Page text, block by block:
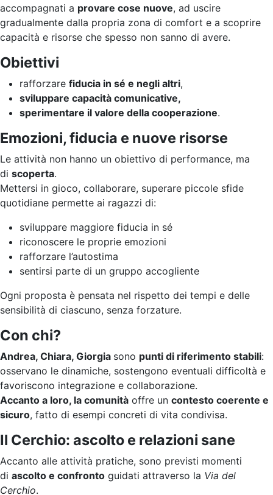
accompagnati a provare cose nuove, ad uscire
gradualmente dalla propria zona di comfort e a scoprire
capacità e risorse che spesso non sanno di avere.
Obiettivi
rafforzare fiducia in sé e negli altri,
sviluppare capacità comunicative,
sperimentare il valore della cooperazione.
Emozioni, fiducia e nuove risorse
Le attività non hanno un obiettivo di performance, ma
di scoperta.
Mettersi in gioco, collaborare, superare piccole sfide
quotidiane permette ai ragazzi di:
sviluppare maggiore fiducia in sé
riconoscere le proprie emozioni
rafforzare l’autostima
sentirsi parte di un gruppo accogliente
Ogni proposta è pensata nel rispetto dei tempi e delle
sensibilità di ciascuno, senza forzature.
Con chi?
Andrea, Chiara, Giorgia sono punti di riferimento stabili:
osservano le dinamiche, sostengono eventuali difficoltà e
favoriscono integrazione e collaborazione.
Accanto a loro, la comunità offre un contesto coerente e
sicuro, fatto di esempi concreti di vita condivisa.
Il Cerchio: ascolto e relazioni sane
Accanto alle attività pratiche, sono previsti momenti
di ascolto e confronto guidati attraverso la Via del
Cerchio.